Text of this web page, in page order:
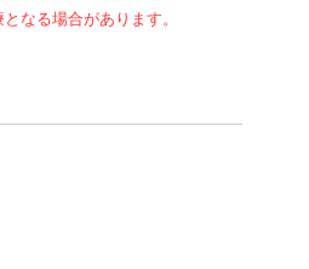
なる場合があります。